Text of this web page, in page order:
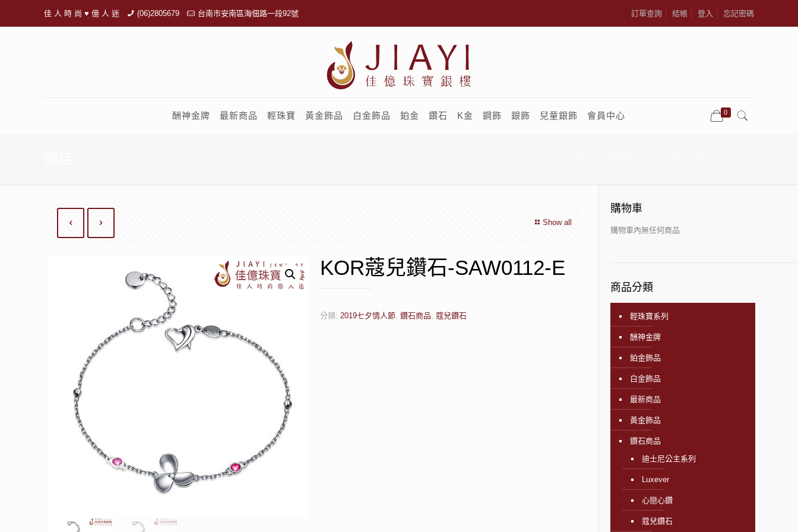
佳 人 時 尚 ♥ 億 人 迷 (06)2805679 台南市安南區海佃路一段92號 訂單查詢 結帳 登入 忘記密碼
酬神金牌 最新商品 輕珠寶 黃金飾品 白金飾品 鉑金 鑽石 K金 鋼飾 銀飾 兒童銀飾 會員中心 0
Show all
KOR蔻兒鑽石-SAW0112-E
分類: 2019七夕情人節, 鑽石商品, 蔻兒鑽石
購物車
購物車內無任何商品
商品分類
輕珠寶系列
酬神金牌
鉑金飾品
白金飾品
最新商品
黃金飾品
鑽石商品
迪士尼公主系列
Luxever
心戀心鑽
蔻兒鑽石